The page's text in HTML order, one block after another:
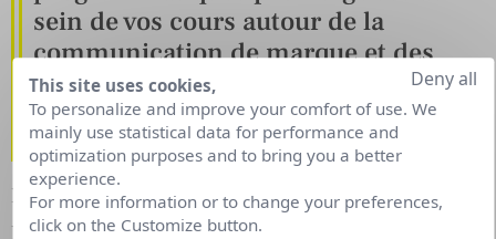
sein de vos cours autour de la
communication de marque et des
réseaux sociaux ? Et les meilleures
pratiques professionnelles que vous
conseillez à vos étudiants ?
Nous abordons les réseaux sociaux de façon
pragmatique. Je crois beaucoup à un apprentissage
This site uses cookies,
To personalize and improve your comfort of use. We
mainly use statistical data for performance and
optimization purposes and to bring you a better
experience.
For more information or to change your preferences,
click on the Customize button.
Deny all